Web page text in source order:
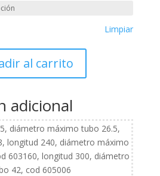
hasta
35.73€
Limpiar
al carrito
adicional
diámetro máximo tubo 26.5,
longitud 240, diámetro máximo
603160, longitud 300, diámetro
42, cod 605006